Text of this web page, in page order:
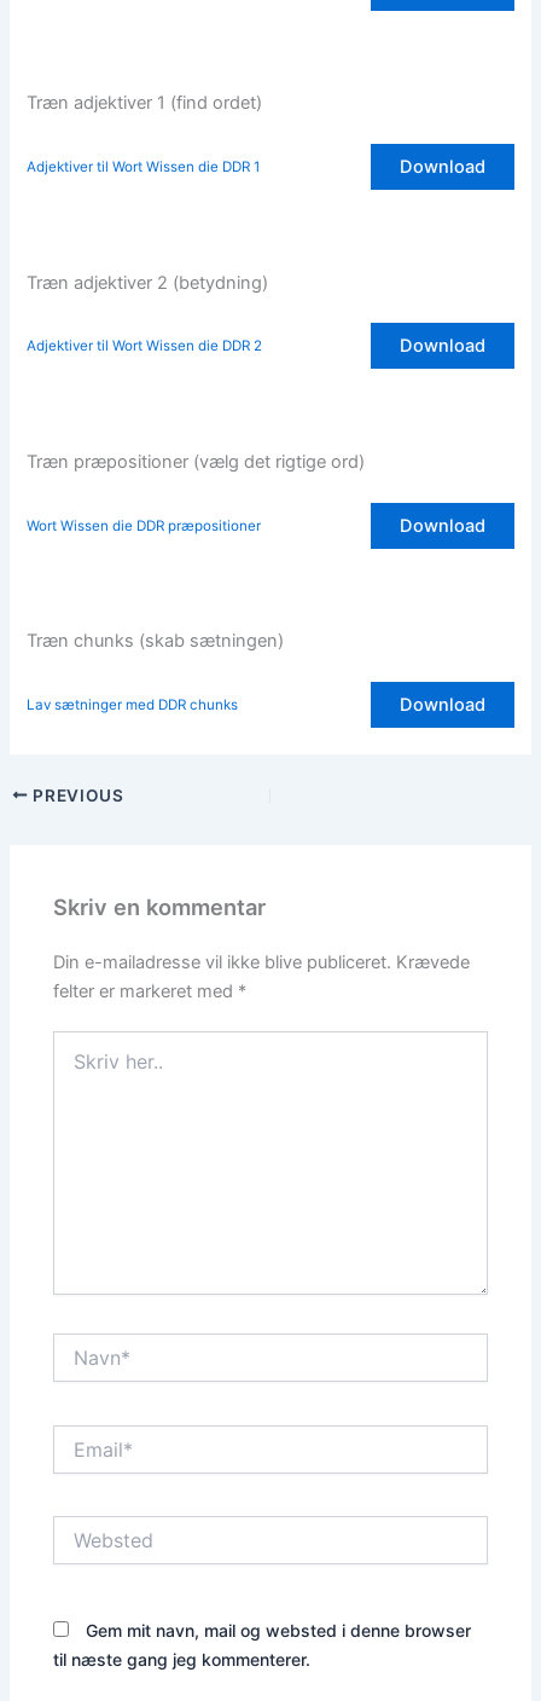
Træn adjektiver 1 (find ordet)
Adjektiver til Wort Wissen die DDR 1 Download
Træn adjektiver 2 (betydning)
Adjektiver til Wort Wissen die DDR 2 Download
Træn præpositioner (vælg det rigtige ord)
Wort Wissen die DDR præpositioner Download
Træn chunks (skab sætningen)
Lav sætninger med DDR chunks Download
PREVIOUS
Skriv en kommentar
Din e-mailadresse vil ikke blive publiceret. Krævede
felter er markeret med *
her..
Gem mit navn, mail og websted i denne browser
til næste gang jeg kommenterer.